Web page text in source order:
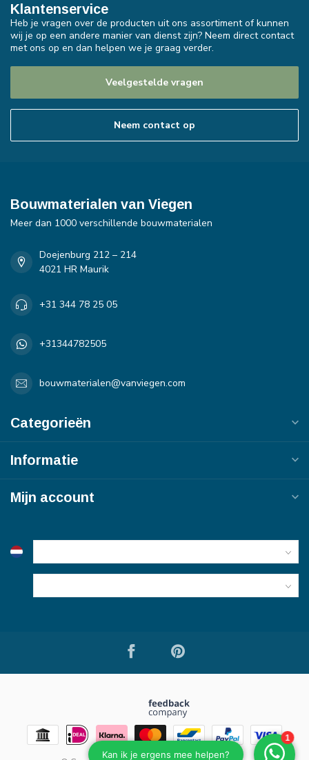
Klantenservice
Heb je vragen over de producten uit ons assortiment of kunnen
wij je op een andere manier van dienst zijn? Neem direct contact
met ons op en dan helpen we je graag verder.
Veelgestelde vragen
Neem contact op
Bouwmaterialen van Viegen
Meer dan 1000 verschillende bouwmaterialen
Doejenburg 212 – 214
4021 HR Maurik
+31 344 78 25 05
+31344782505
bouwmaterialen@vanviegen.com
Categorieën
Informatie
Mijn account